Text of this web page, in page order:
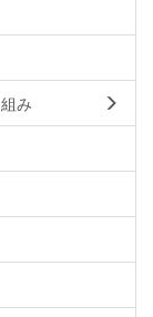
み